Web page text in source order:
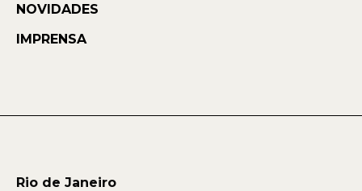
NOVIDADES
IMPRENSA
Rio de Janeiro